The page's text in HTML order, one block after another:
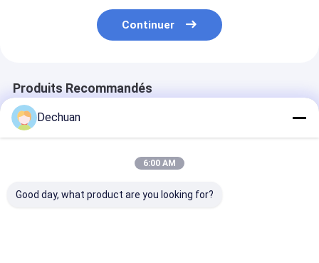
Continuer
Produits Recommandés
Dechuan
6:00 AM
Good day, what product are you looking for?